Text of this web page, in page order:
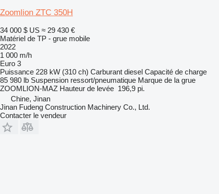
Zoomlion ZTC 350H
34 000 $ US ≈ 29 430 €
Matériel de TP - grue mobile
2022
1 000 m/h
Euro 3
Puissance 228 kW (310 ch) Carburant diesel Capacité de charge
85 980 lb Suspension ressort/pneumatique Marque de la grue
ZOOMLION-MAZ Hauteur de levée 196,9 pi.
Chine, Jinan
Jinan Fudeng Construction Machinery Co., Ltd.
Contacter le vendeur